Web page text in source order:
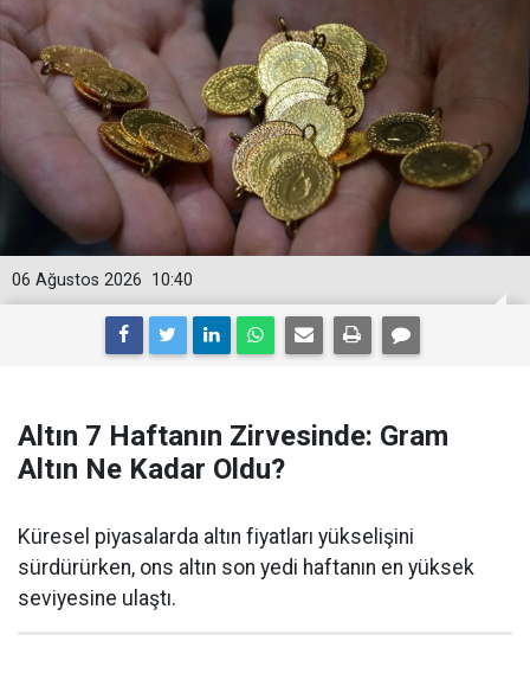
10:40
06 Ağustos 2026
Altın 7 Haftanın Zirvesinde: Gram
Altın Ne Kadar Oldu?
Küresel piyasalarda altın fiyatları yükselişini
sürdürürken, ons altın son yedi haftanın en yüksek
seviyesine ulaştı.